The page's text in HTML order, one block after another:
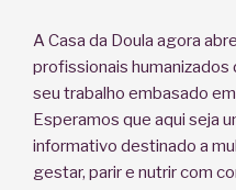
A Casa da Doula agora
profissionais
seu trabalho embasado
Esperamos que aqui seja
informativo destinado a
gestar, parir e nutrir com